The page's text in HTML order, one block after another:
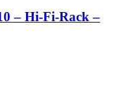
– Hi-Fi-Rack –